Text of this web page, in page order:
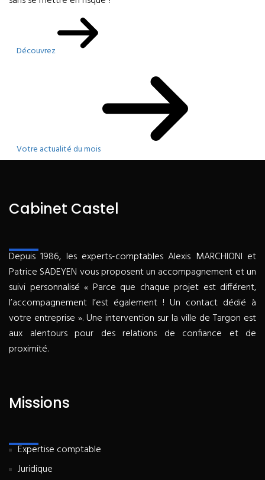
Découvrez
Votre actualité du mois
Cabinet Castel
Depuis 1986, les experts-comptables Alexis MARCHIONI et
Patrice SADEYEN vous proposent un accompagnement et un
suivi personnalisé « Parce que chaque projet est différent,
l’accompagnement l’est également ! Un contact dédié à
votre entreprise ». Une intervention sur la ville de Targon est
aux alentours pour des relations de confiance et de
proximité.
Missions
Expertise comptable
Juridique